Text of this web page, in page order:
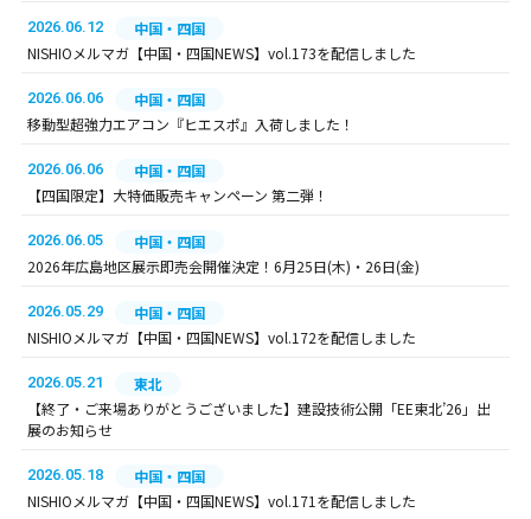
2026.06.12
中国・四国
NISHIOメルマガ【中国・四国NEWS】vol.173を配信しました
2026.06.06
中国・四国
移動型超強力エアコン『ヒエスポ』入荷しました！
2026.06.06
中国・四国
【四国限定】大特価販売キャンペーン 第二弾！
2026.06.05
中国・四国
2026年広島地区展示即売会開催決定！6月25日(木)・26日(金)
2026.05.29
中国・四国
NISHIOメルマガ【中国・四国NEWS】vol.172を配信しました
2026.05.21
東北
【終了・ご来場ありがとうございました】建設技術公開「EE東北’26」出
展のお知らせ
2026.05.18
中国・四国
NISHIOメルマガ【中国・四国NEWS】vol.171を配信しました